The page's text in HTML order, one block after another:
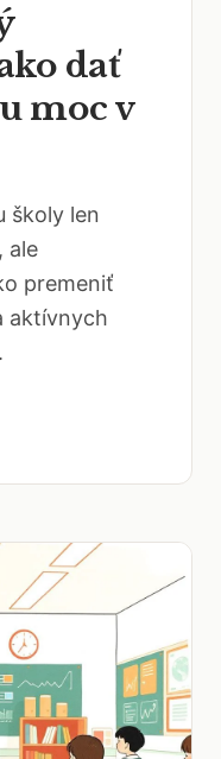
dať
moc v
školy len
ale
premeniť
aktívnych